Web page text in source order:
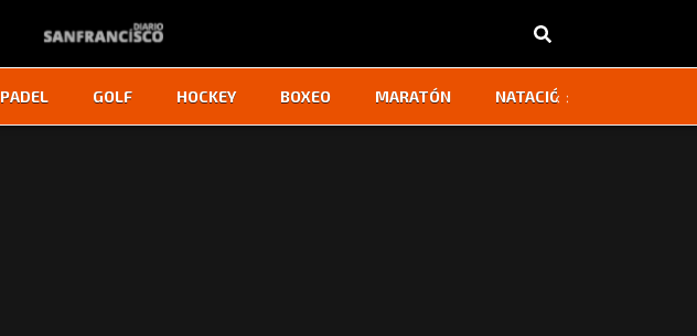
PADEL GOLF HOCKEY BOXEO MARATÓN NATACIÓN
‹ ›